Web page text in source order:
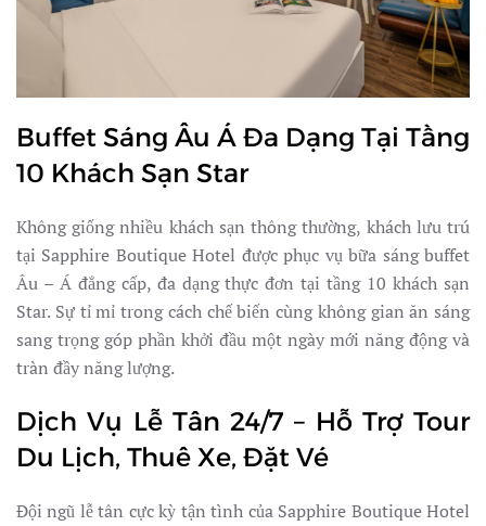
Buffet Sáng Âu Á Đa Dạng Tại Tầng
10 Khách Sạn Star
Không giống nhiều khách sạn thông thường, khách lưu trú
tại Sapphire Boutique Hotel được phục vụ bữa sáng buffet
Âu – Á đẳng cấp, đa dạng thực đơn tại tầng 10 khách sạn
Star. Sự tỉ mỉ trong cách chế biến cùng không gian ăn sáng
sang trọng góp phần khởi đầu một ngày mới năng động và
tràn đầy năng lượng.
Dịch Vụ Lễ Tân 24/7 – Hỗ Trợ Tour
Du Lịch, Thuê Xe, Đặt Vé
Đội ngũ lễ tân cực kỳ tận tình của Sapphire Boutique Hotel